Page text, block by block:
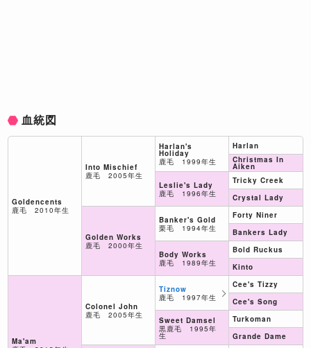
血統図
Goldencents
鹿毛 2010年生
Ma'am
Into Mischief
鹿毛 2005年生
Golden Works
鹿毛 2000年生
Colonel John
鹿毛 2005年生
Harlan's
Holiday
鹿毛 1999年生
Leslie's Lady
鹿毛 1996年生
Banker's Gold
栗毛 1994年生
Body Works
鹿毛 1989年生
Tiznow
鹿毛 1997年生
Sweet Damsel
黒鹿毛 1995年
生
Harlan
Christmas In
Aiken
Tricky Creek
Crystal Lady
Forty Niner
Bankers Lady
Bold Ruckus
Kinto
Cee's Tizzy
Cee's Song
Turkoman
Grande Dame